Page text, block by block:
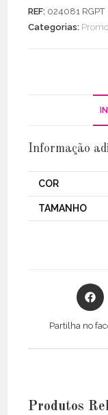
Coração
REF: 024081 RGPT
Categorias:
Informação
COR
TAMANHO
Opens
in
Partilha no
Produtos